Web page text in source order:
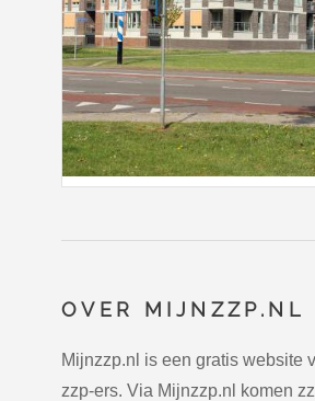
OVER MIJNZZP.NL
Mijnzzp.nl is een gratis website
zzp-ers. Via Mijnzzp.nl komen